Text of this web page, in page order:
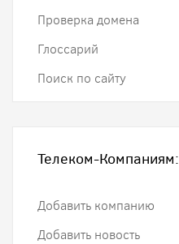
Проверка домена
Глоссарий
Поиск по сайту
Телеком-Компаниям:
Добавить компанию
Добавить новость